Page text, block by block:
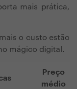
mais prática,
o custo estão
mágico digital.
Preço
médio